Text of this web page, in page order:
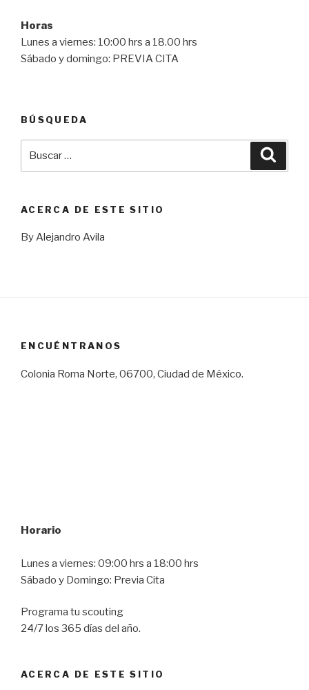
Horas
Lunes a viernes: 10:00 hrs a 18.00 hrs
Sábado y domingo: PREVIA CITA
BÚSQUEDA
ACERCA DE ESTE SITIO
By Alejandro Avila
ENCUÉNTRANOS
Colonia Roma Norte, 06700, Ciudad de México.
Horario
Lunes a viernes: 09:00 hrs a 18:00 hrs
Sábado y Domingo: Previa Cita
Programa tu scouting
24/7 los 365 días del año.
ACERCA DE ESTE SITIO